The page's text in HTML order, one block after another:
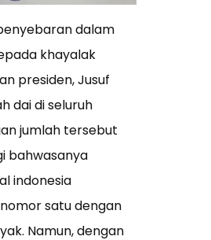
dalam
khayalak
presiden, Jusuf
dai di seluruh
jumlah tersebut
bahwasanya
indonesia
satu dengan
Namun, dengan